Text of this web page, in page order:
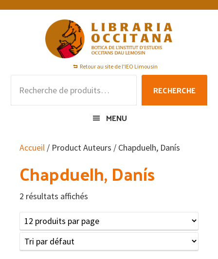
Passer
Passer
Passer
Retour au site de l'IEO Limousin
pour :
RECHERCHE
MENU
Accueil / Product Auteurs / Chapduelh, Danís
Chapduelh, Danís
2 résultats affichés